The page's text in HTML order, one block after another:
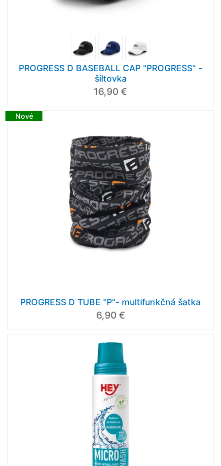
PROGRESS D BASEBALL CAP "PROGRESS" -
šiltovka
16,90 €
Nové
PROGRESS D TUBE "P"- multifunkčná šatka
6,90 €